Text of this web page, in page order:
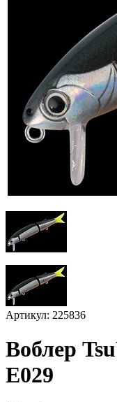
Артикул: 225836
Воблер
E029